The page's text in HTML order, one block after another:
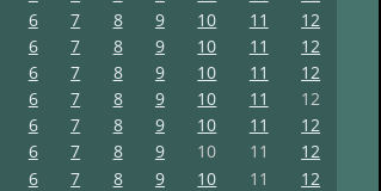
6 7 8 9 10 11 12
6 7 8 9 10 11 12
6 7 8 9 10 11 12
6 7 8 9 10 11 12
6 7 8 9 10 11 12
6 7 8 9 10 11 12
6 7 8 9 10 11 12